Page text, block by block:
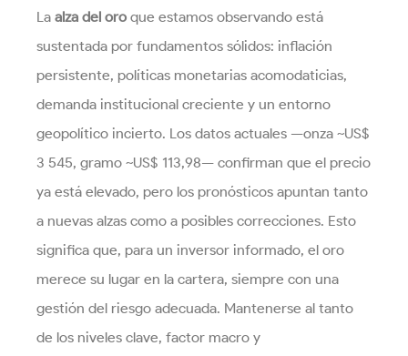
La alza del oro que estamos observando está
sustentada por fundamentos sólidos: inflación
persistente, políticas monetarias acomodaticias,
demanda institucional creciente y un entorno
geopolítico incierto. Los datos actuales —onza ~US$
3 545, gramo ~US$ 113,98— confirman que el precio
ya está elevado, pero los pronósticos apuntan tanto
a nuevas alzas como a posibles correcciones. Esto
significa que, para un inversor informado, el oro
merece su lugar en la cartera, siempre con una
gestión del riesgo adecuada. Mantenerse al tanto
de los niveles clave, factor macro y